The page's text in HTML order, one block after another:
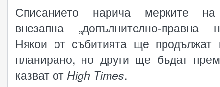
Списанието нарича мерките
внезапна „допълнително-правна
Някои от събитията ще продължат
планирано, но други ще бъдат
казват отHigh Times.